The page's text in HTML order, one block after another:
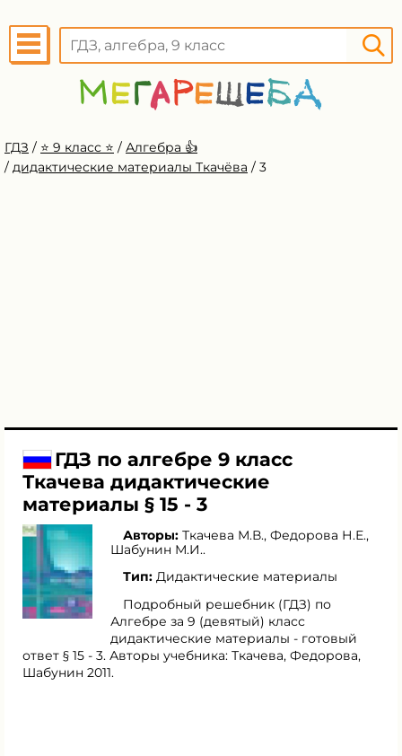
ГДЗ / ⭐️ 9 класс ⭐️ / Алгебра 👍
/ дидактические материалы Ткачёва / 3
ГДЗ по алгебре 9 класс
Ткачева дидактические
материалы § 15 - 3
Авторы: Ткачева М.В., Федорова Н.Е.,
Шабунин М.И..
Тип: Дидактические материалы
Подробный решебник (ГДЗ) по
Алгебре за 9 (девятый) класс
дидактические материалы - готовый
ответ § 15 - 3. Авторы учебника: Ткачева, Федорова,
Шабунин 2011.